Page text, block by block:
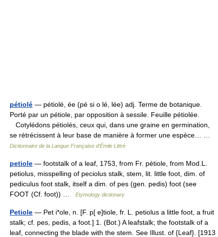
pétiolé — pétiolé, ée (pé si o lé, lée) adj. Terme de botanique.
Porté par un pétiole, par opposition à sessile. Feuille pétiolée.
Cotylédons pétiolés, ceux qui, dans une graine en germination,
se rétrécissent à leur base de manière à former une espèce… …
Dictionnaire de la Langue Française d'Émile Littré
petiole — footstalk of a leaf, 1753, from Fr. pétiole, from Mod.L.
petiolus, misspelling of peciolus stalk, stem, lit. little foot, dim. of
pediculus foot stalk, itself a dim. of pes (gen. pedis) foot (see
FOOT (Cf. foot)) …
Etymology dictionary
Petiole — Pet i*ole, n. [F. p[ e]tiole, fr. L. petiolus a little foot, a fruit
stalk; cf. pes, pedis, a foot.] 1. (Bot.) A leafstalk; the footstalk of a
leaf, connecting the blade with the stem. See Illust. of {Leaf}. [1913